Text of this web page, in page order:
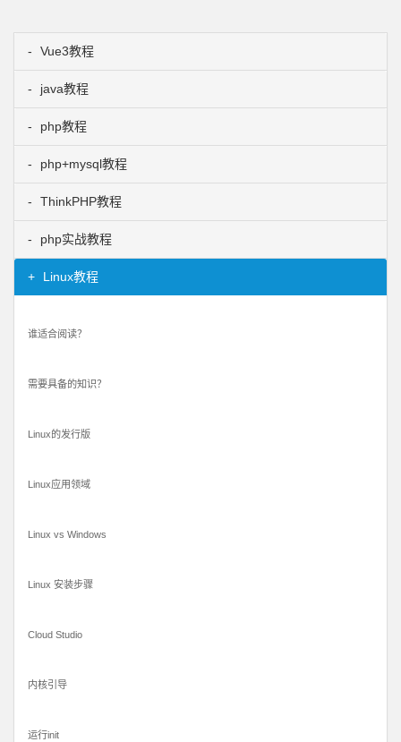
Vue3教程
java教程
php教程
php+mysql教程
ThinkPHP教程
php实战教程
Linux教程
谁适合阅读？
需要具备的知识？
Linux的发行版
Linux应用领域
Linux vs Windows
Linux 安装步骤
Cloud Studio
内核引导
运行init